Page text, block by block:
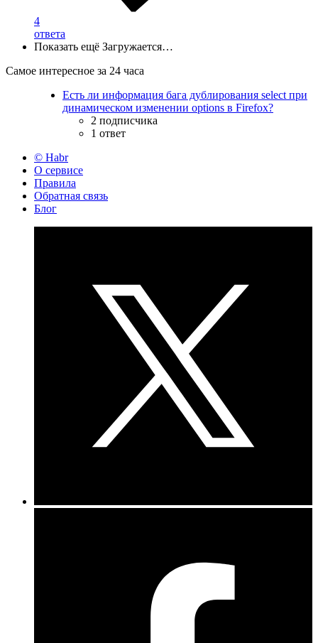
4
ответа
Показать ещё Загружается…
Самое интересное за 24 часа
Есть ли информация бага дублирования select при
динамическом изменении options в Firefox?
2 подписчика
1 ответ
© Habr
О сервисе
Правила
Обратная связь
Блог